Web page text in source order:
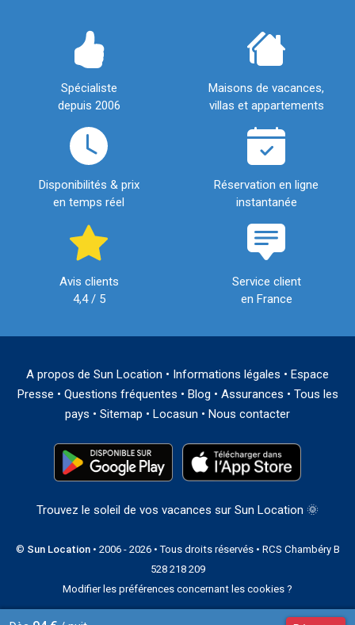
Spécialiste
depuis 2006
Maisons de vacances,
villas et appartements
Disponibilités & prix
en temps réel
Réservation en ligne
instantanée
Avis clients
4,4 / 5
Service client
en France
A propos de Sun Location • Informations légales • Espace
Presse • Questions fréquentes • Blog • Assurances • Tous les
pays • Sitemap • Locasun • Nous contacter
Trouvez le soleil de vos vacances sur Sun Location 🌞
© Sun Location• 2006 - 2026 • Tous droits réservés • RCS Chambéry B
528 218 209
Modifier les préférences concernant les cookies ?